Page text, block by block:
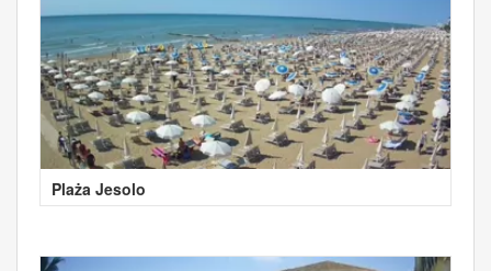
Plaża Jesolo